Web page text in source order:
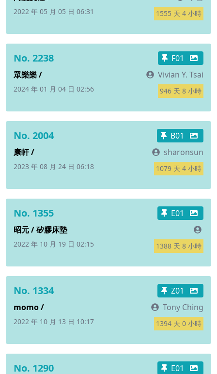
2022 年 05 月 05 日 06:31 1555 天 4 小時
No. 2238
F01
眾樂樂 /
Vivian Y. Tsai
2024 年 01 月 04 日 02:56 946 天 8 小時
No. 2004
B01
康軒 /
sharonsun
2023 年 08 月 24 日 06:18 1079 天 4 小時
No. 1355
E01
昭元 / 矽膠床墊
2022 年 10 月 19 日 02:15 1388 天 8 小時
No. 1334
Z01
momo /
Tony Ching
2022 年 10 月 13 日 10:17 1394 天 0 小時
No. 1290
E01